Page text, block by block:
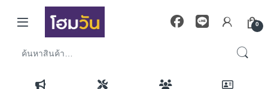
Skip to navigation
Skip to content
0